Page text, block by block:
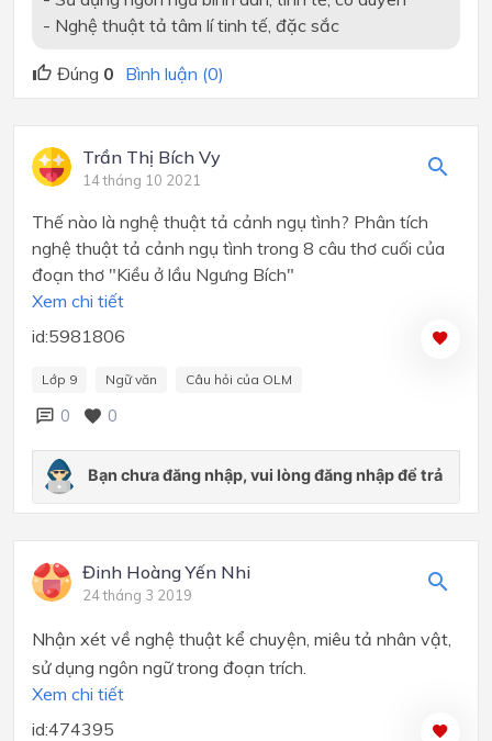
- Nghệ thuật tả tâm lí tinh tế, đặc sắc
Đúng 0 Bình luận (0)
Trần Thị Bích Vy
14 tháng 10 2021
Thế nào là nghệ thuật tả cảnh ngụ tình? Phân tích
nghệ thuật tả cảnh ngụ tình trong 8 câu thơ cuối của
đoạn thơ "Kiều ở lầu Ngưng Bích"
Xem chi tiết
id:5981806
Lớp 9 Ngữ văn Câu hỏi của OLM
0 0
Đinh Hoàng Yến Nhi
24 tháng 3 2019
Nhận xét về nghệ thuật kể chuyện, miêu tả nhân vật,
sử dụng ngôn ngữ trong đoạn trích.
Xem chi tiết
id:474395